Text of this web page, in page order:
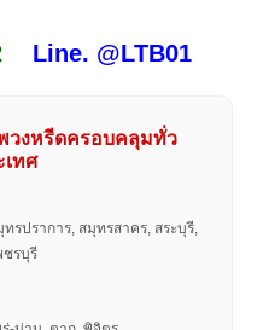
Line. @LTB01
วงหรีดครอบคลุมทั่ว
เทศ
รปราการ, สมุทรสาคร, สระบุรี,
ชรบุรี